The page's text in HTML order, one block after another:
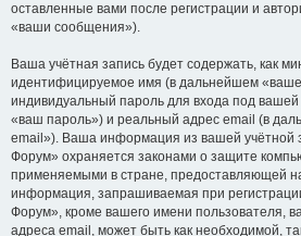
оставленные вами после регистрации и
«ваши сообщения»).
Ваша учётная запись будет содержать, как
идентифицируемое имя (в дальнейшем
индивидуальный пароль для входа под
«ваш пароль») и реальный адрес email (в
email»). Ваша информация из вашей учётной
Форум» охраняется законами о защите
применяемыми в стране, предоставляющей
информация, запрашиваемая при
Форум», кроме вашего имени пользователя,
адреса email, может быть как необходимой,